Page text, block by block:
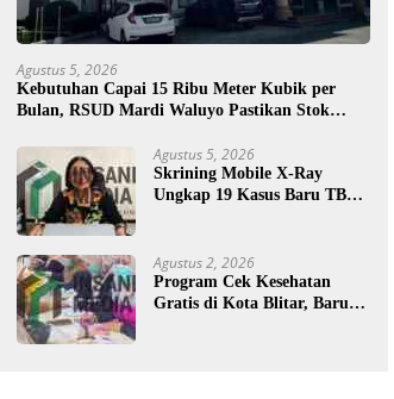
Agustus 5, 2026
Kebutuhan Capai 15 Ribu Meter Kubik per
Bulan, RSUD Mardi Waluyo Pastikan Stok
Agustus 5, 2026
Skrining Mobile X-Ray
Ungkap 19 Kasus Baru TBC,
Agustus 2, 2026
Program Cek Kesehatan
Gratis di Kota Blitar, Baru